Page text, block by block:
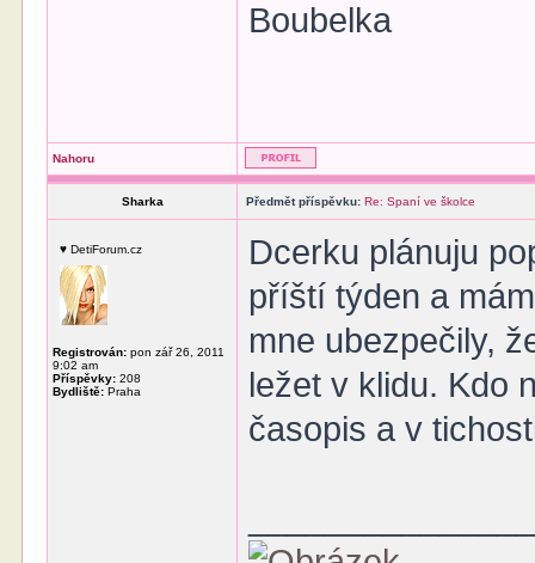
Boubelka
Nahoru
Sharka Předmět příspěvku: Re: Spaní ve školce
♥ DetiForum.cz
Registrován: pon zář 26, 2011
9:02 am
Příspěvky: 208
Bydliště: Praha
Dcerku plánuju
příští týden a
mne ubezpečily,
ležet v klidu. Kdo
časopis a v